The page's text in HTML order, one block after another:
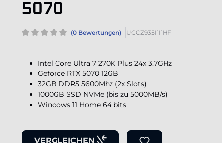
5070
(0 Bewertungen) UCCZ935I1I1HF
Intel Core Ultra 7 270K Plus 24x 3.7GHz
Geforce RTX 5070 12GB
32GB DDR5 5600Mhz (2x Slots)
1000GB SSD NVMe (bis zu 5000MB/s)
Windows 11 Home 64 bits
VERGLEICHEN